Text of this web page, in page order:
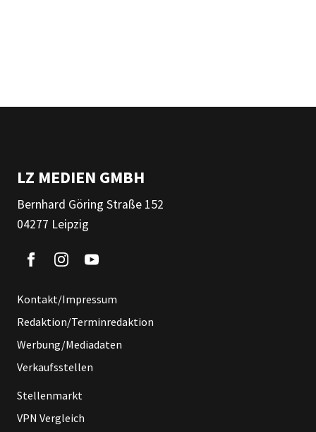
LZ MEDIEN GMBH
Bernhard Göring Straße 152
04277 Leipzig
Kontakt/Impressum
Redaktion/Terminredaktion
Werbung/Mediadaten
Verkaufsstellen
Stellenmarkt
VPN Vergleich